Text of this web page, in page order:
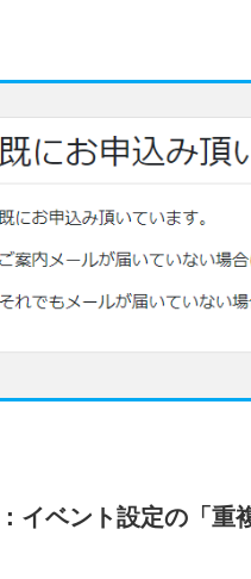
イベント設定の「重